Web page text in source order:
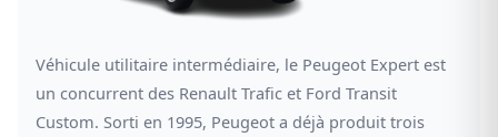
Véhicule utilitaire intermédiaire, le Peugeot Expert est
un concurrent des Renault Trafic et Ford Transit
Custom. Sorti en 1995, Peugeot a déjà produit trois